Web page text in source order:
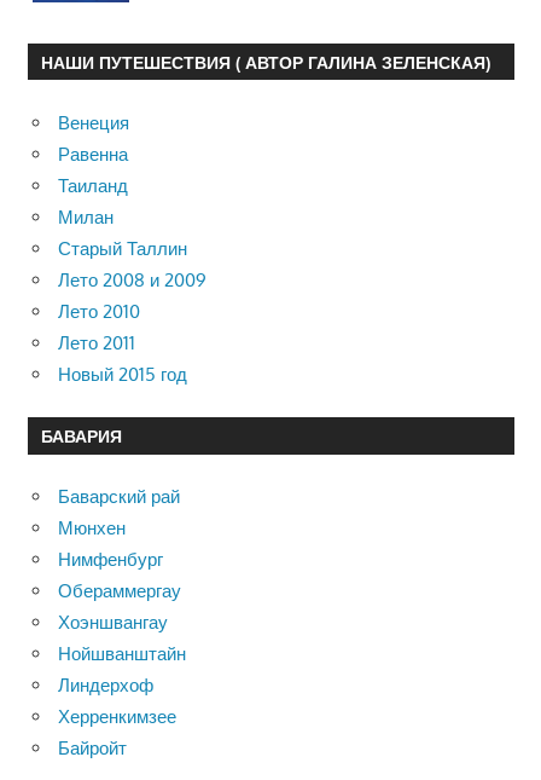
НАШИ ПУТЕШЕСТВИЯ ( АВТОР ГАЛИНА ЗЕЛЕНСКАЯ)
Венеция
Равенна
Таиланд
Милан
Старый Таллин
Лето 2008 и 2009
Лето 2010
Лето 2011
Новый 2015 год
БАВАРИЯ
Баварский рай
Мюнхен
Нимфенбург
Обераммергау
Хоэншвангау
Нойшванштайн
Линдерхоф
Херренкимзее
Байройт